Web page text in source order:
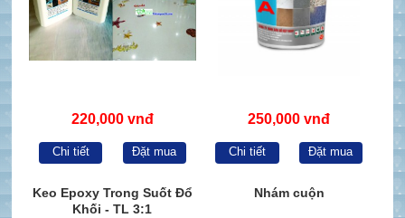
220,000 vnđ
Chi tiết Đặt mua
250,000 vnđ
Chi tiết Đặt mua
Keo Epoxy Trong Suốt Đổ
Khối - TL 3:1
Nhám cuộn